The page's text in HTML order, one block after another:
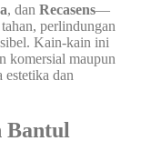
, dan Recasens—
perlindungan
Kain-kain ini
komersial maupun
dan
Bantul